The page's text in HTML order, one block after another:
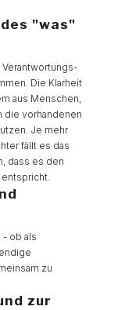
"was"
Die Klarheit
aus Menschen,
die vorhandenen
Je mehr
fällt es das
dass es den
- ob als
zu
zur